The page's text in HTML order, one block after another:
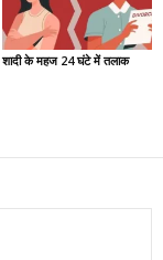
शादी के महज 24 घंटे में तलाक